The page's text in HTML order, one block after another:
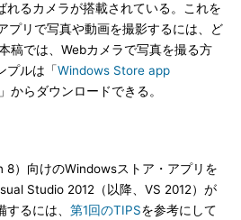
れるカメラが搭載されている。これを
プリで写真や動画を撮影するには、ど
稿では、Webカメラで写真を撮る方
プルは「Windows Store app
」からダウンロードできる。
）向けのWindowsストア・アプリを
Studio 2012（以降、VS 2012）が
るには、 第1回のTIPSを参考にして